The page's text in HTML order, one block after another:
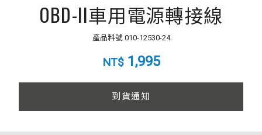
OBD-II車用電源轉接線
產品料號 010-12530-24
NT$ 1,995
到貨通知